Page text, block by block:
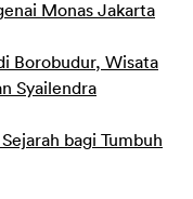
Monas Jakarta
Borobudur, Wisata
Syailendra
bagi Tumbuh